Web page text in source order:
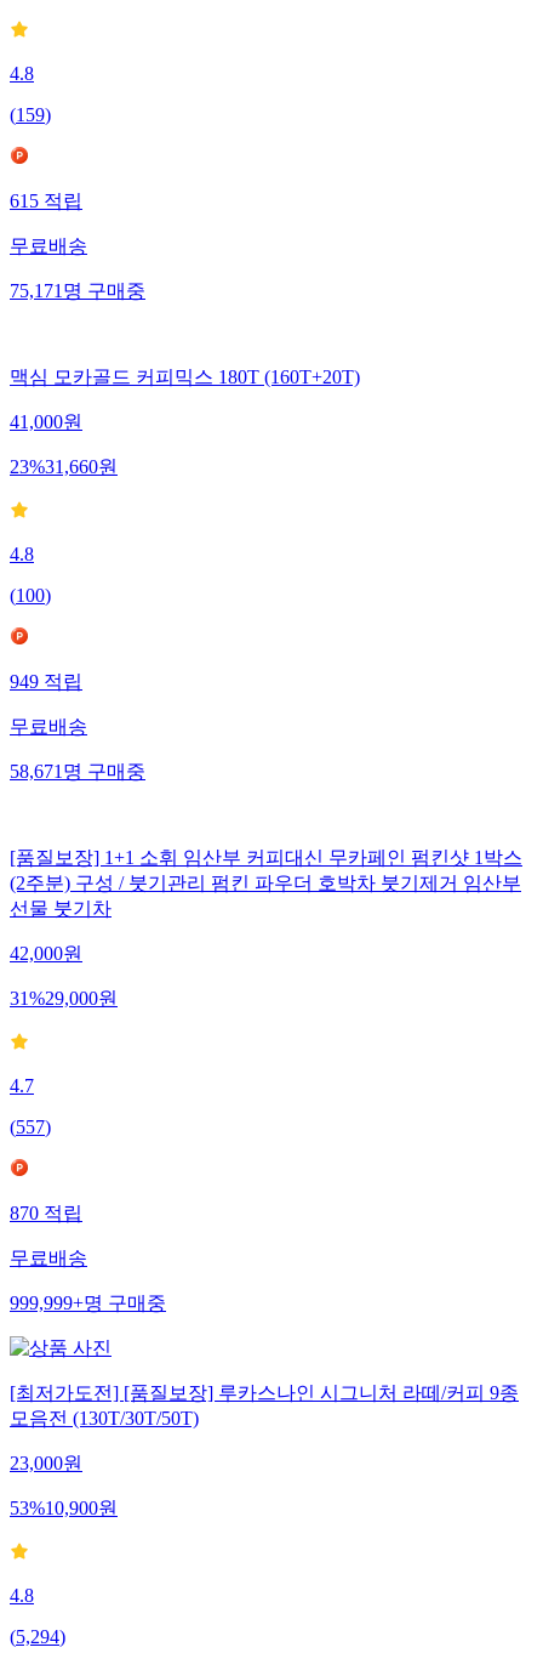
4.8
(159)
615 적립
무료배송
75,171 명 구매중
맥심 모카골드 커피믹스 180T (160T+20T)
41,000원
23%31,660원
4.8
(100)
949 적립
무료배송
58,671 명 구매중
[품질보장] 1+1 소휘 임산부 커피대신 무카페인 펌킨샷 1박스
(2주분) 구성 / 붓기관리 펌킨 파우더 호박차 붓기제거 임산부
선물 붓기차
42,000원
31%29,000원
4.7
(557)
870적립
무료배송
999,999+명구매중
[최저가도전] [품질보장] 루카스나인 시그니처 라떼/커피 9종
모음전 (130T/30T/50T)
23,000원
53%10,900원
4.8
(5,294)